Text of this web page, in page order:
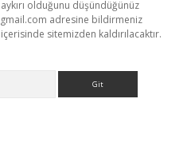
olduğunu düşündüğünüz
adresine bildirmeniz
sitemizden kaldırılacaktır.